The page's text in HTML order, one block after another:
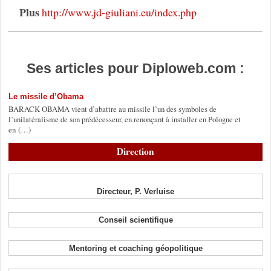
Plushttp://www.jd-giuliani.eu/index.php
Ses articles pour Diploweb.com :
Le missile d’Obama
BARACK OBAMA vient d’abattre au missile l’un des symboles de
l’unilatéralisme de son prédécesseur, en renonçant à installer en Pologne et
en (…)
Direction
Directeur, P. Verluise
Conseil scientifique
Mentoring et coaching géopolitique